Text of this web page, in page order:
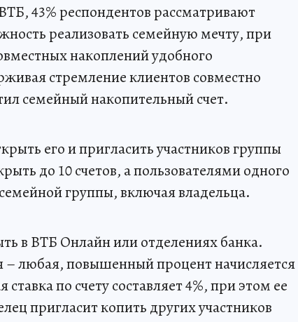
43% респондентов рассматривают
реализовать семейную мечту, при
накоплений удобного
стремление клиентов совместно
семейный накопительный счет.
его и пригласить участников группы
до 10 счетов, а пользователями одного
группы, включая владельца.
в ВТБ Онлайн или отделениях банка.
любая, повышенный процент начисляется
по счету составляет 4%, при этом ее
пригласит копить других участников